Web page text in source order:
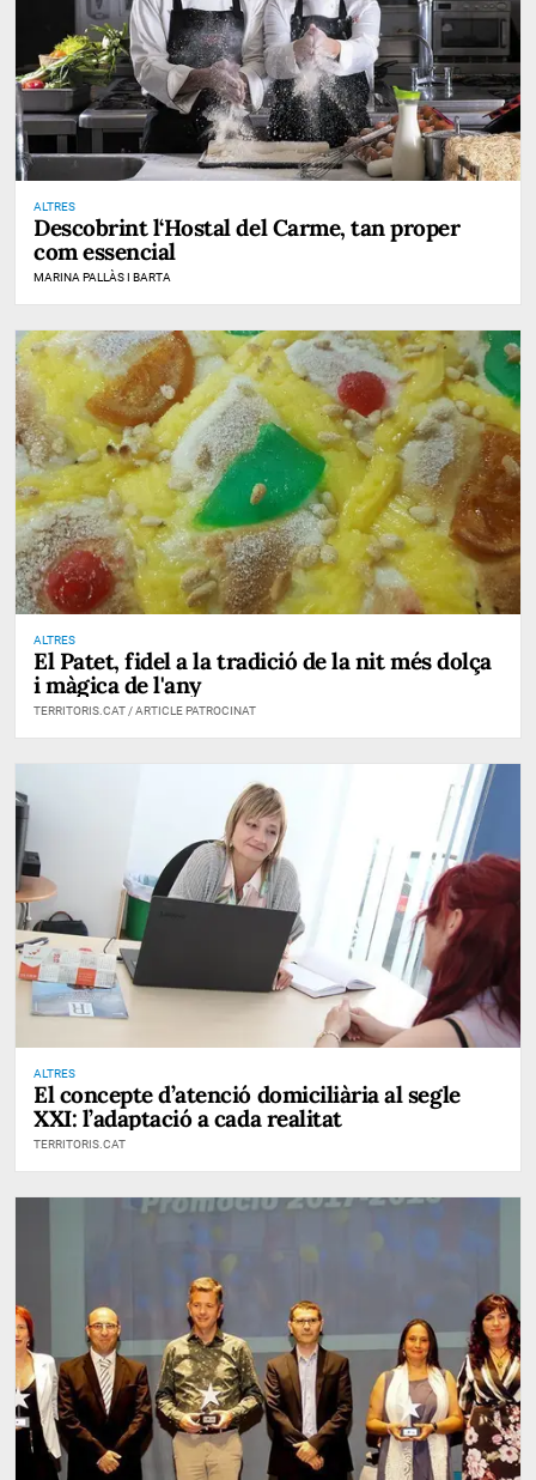
ALTRES
Descobrint l‘Hostal del Carme, tan proper
com essencial
MARINA PALLÀS I BARTA
ALTRES
El Patet, fidel a la tradició de la nit més dolça
i màgica de l'any
TERRITORIS.CAT / ARTICLE PATROCINAT
ALTRES
El concepte d’atenció domiciliària al segle
XXI: l’adaptació a cada realitat
TERRITORIS.CAT